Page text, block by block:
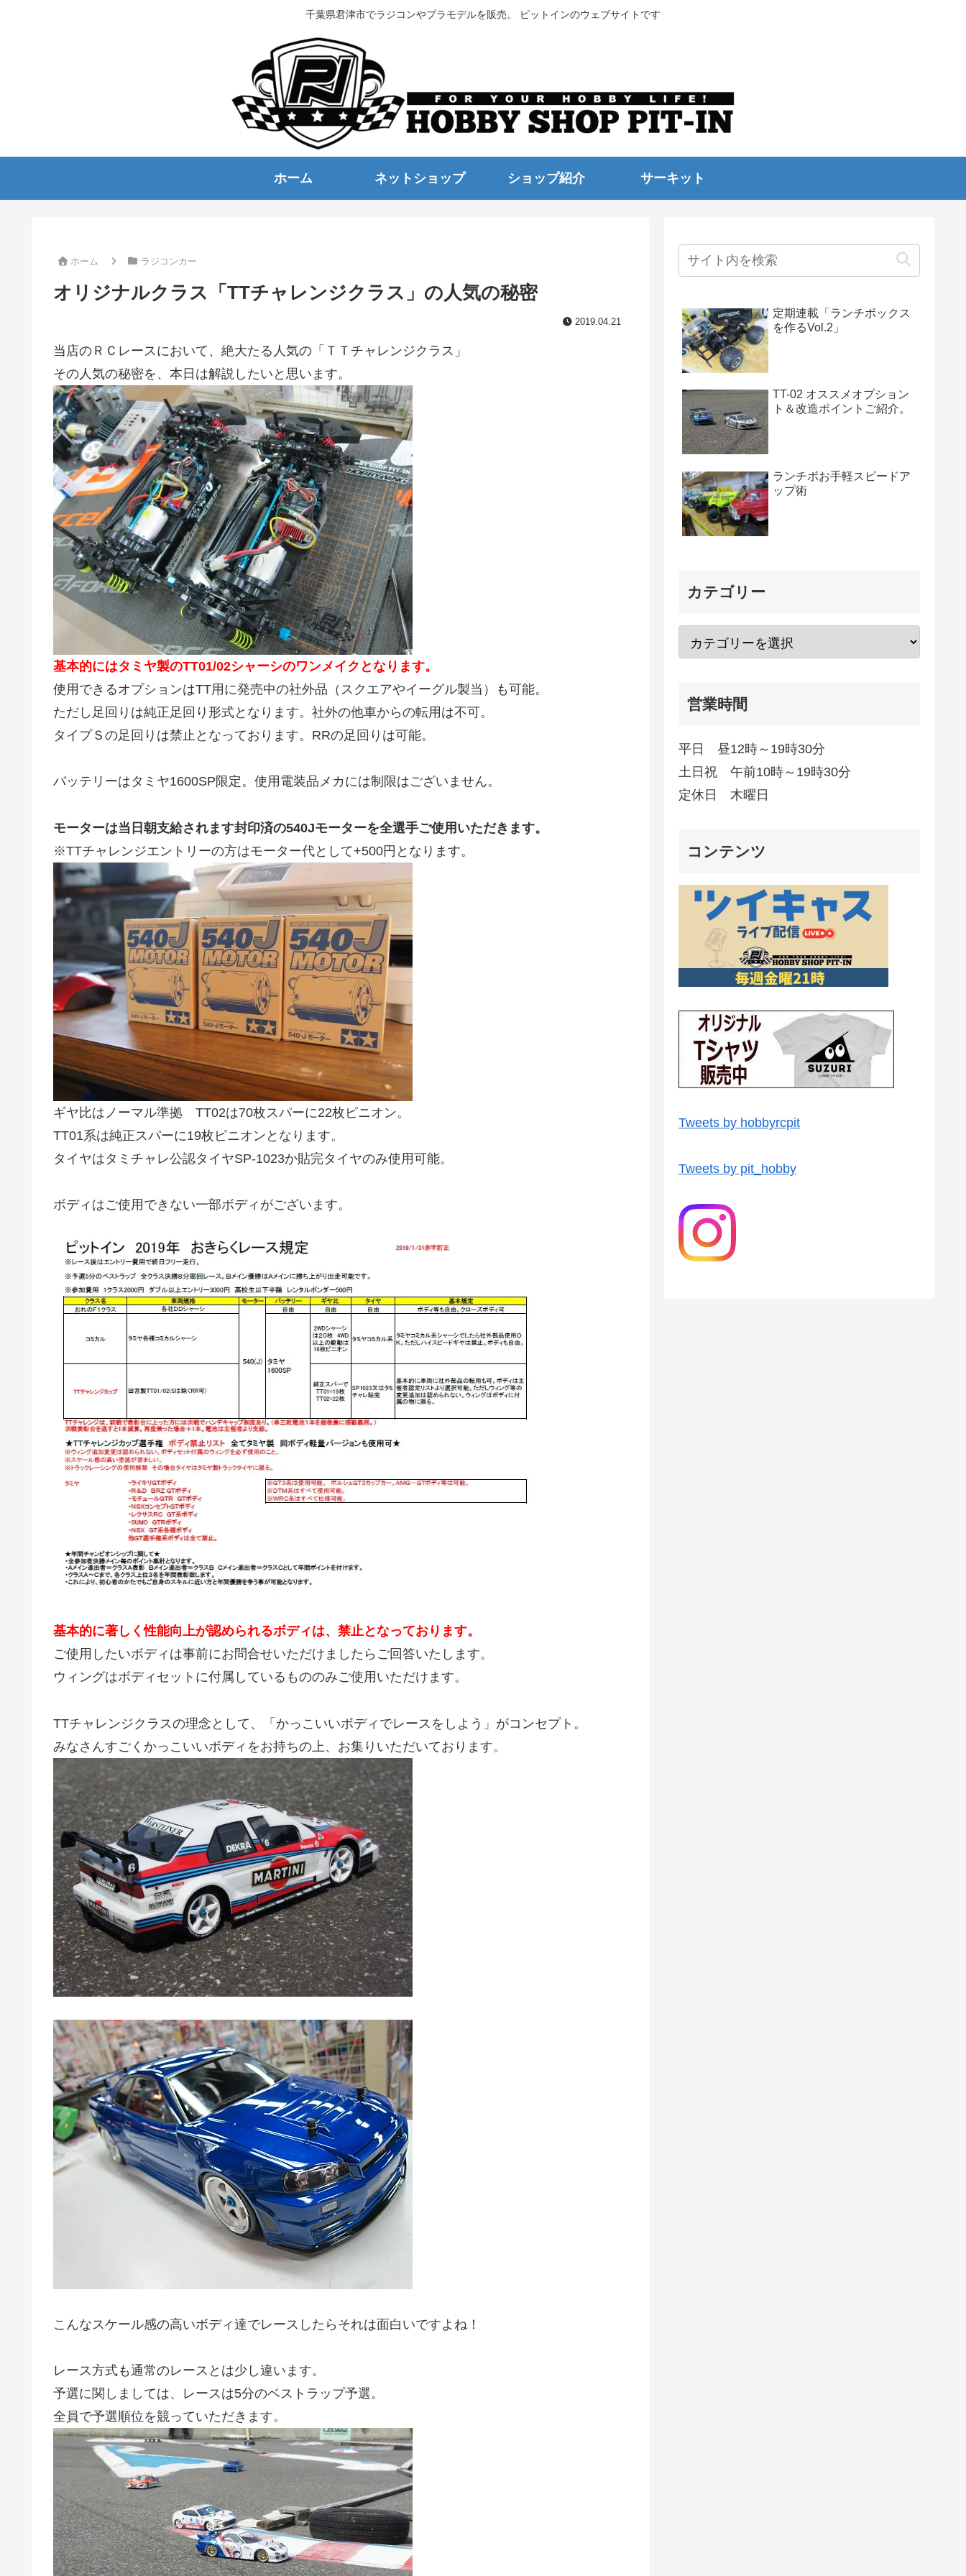
千葉県君津市でラジコンやプラモデルを販売。 ピットインのウェブサイトです
ホーム ネットショップ ショップ紹介 サーキット
ホーム ラジコンカー
オリジナルクラス「TTチャレンジクラス」の人気の秘密
2019.04.21
当店のＲＣレースにおいて、絶大たる人気の「ＴＴチャレンジクラス」
その人気の秘密を、本日は解説したいと思います。
基本的にはタミヤ製のTT01/02シャーシのワンメイクとなります。
使用できるオプションはTT用に発売中の社外品（スクエアやイーグル製当）も可能。
ただし足回りは純正足回り形式となります。社外の他車からの転用は不可。
タイプＳの足回りは禁止となっております。RRの足回りは可能。
バッテリーはタミヤ1600SP限定。使用電装品メカには制限はございません。
モーターは当日朝支給されます封印済の540Jモーターを全選手ご使用いただきます。
※TTチャレンジエントリーの方はモーター代として+500円となります。
ギヤ比はノーマル準拠 TT02は70枚スパーに22枚ピニオン。
TT01系は純正スパーに19枚ピニオンとなります。
タイヤはタミチャレ公認タイヤSP-1023か貼完タイヤのみ使用可能。
ボディはご使用できない一部ボディがございます。
基本的に著しく性能向上が認められるボディは、禁止となっております。
ご使用したいボディは事前にお問合せいただけましたらご回答いたします。
ウィングはボディセットに付属しているもののみご使用いただけます。
TTチャレンジクラスの理念として、「かっこいいボディでレースをしよう」がコンセプト。
みなさんすごくかっこいいボディをお持ちの上、お集りいただいております。
こんなスケール感の高いボディ達でレースしたらそれは面白いですよね！
レース方式も通常のレースとは少し違います。
予選に関しましては、レースは5分のベストラップ予選。
全員で予選順位を競っていただきます。
定期連載「ランチボックス
を作るVol.2」
TT-02 オススメオプション
ト＆改造ポイントご紹介。
ランチボお手軽スピードア
ップ術
カテゴリー
営業時間
平日 昼12時～19時30分
土日祝 午前10時～19時30分
定休日 木曜日
コンテンツ
Tweets by hobbyrcpit
Tweets by pit_hobby